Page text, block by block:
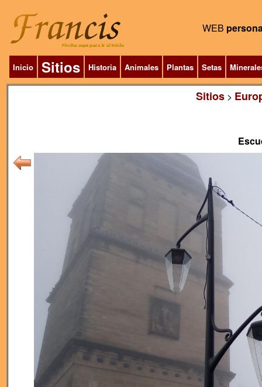
WEB
Inicio Sitios Historia Animales Plantas Setas
Sitios >